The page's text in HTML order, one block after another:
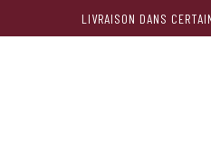
LIVRAISON DANS